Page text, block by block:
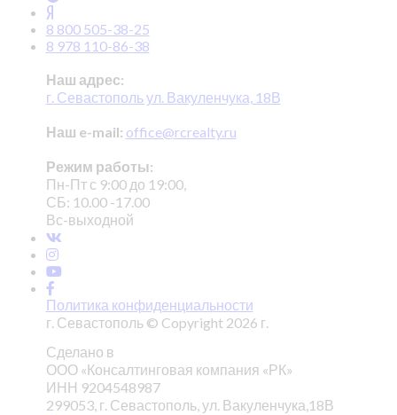
8 800 505-38-25
8 978 110-86-38
Наш адрес:
г. Севастополь ул. Вакуленчука, 18В
Наш e-mail: office@rcrealty.ru
Режим работы:
Пн-Пт с 9:00 до 19:00,
СБ: 10.00 -17.00
Вс-выходной
Политика конфиденциальности
г. Севастополь © Copyright 2026 г.
Сделано в
ООО «Консалтинговая компания «РК»
ИНН 9204548987
299053, г. Севастополь, ул. Вакуленчука,18В